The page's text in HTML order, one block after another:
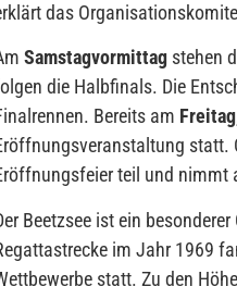
das
Samstagvormittagstehen
die Halbfinals. Die
Bereits am
statt.
teil und nimmt
Beetzsee ist ein
im Jahr 1969
statt. Zu den